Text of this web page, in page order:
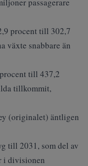
procent till 302,7
växte snabbare än
till 437,2
tillkommit,
(originalet) äntligen
till 2031, som del av
i divisionen